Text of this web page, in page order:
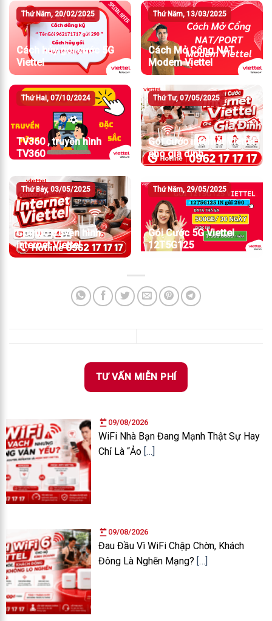
09/08/2026
WiFi Nhà Bạn Đang Mạnh Thật Sự Hay
Chỉ Là “Ảo […]
09/08/2026
Đau Đầu Vì WiFi Chập Chờn, Khách
Đông Là Nghẽn Mạng? […]
Thứ Năm, 20/02/2025
Cách hủy gói cước 5G
Viettel
Thứ Năm, 13/03/2025
Cách Mở Cổng NAT
Modem Viettel
Thứ Hai, 07/10/2024
TV360 , truyền hình
TV360
Thứ Tư, 07/05/2025
Gói cước internet Viettel
cho gia đình
Thứ Bảy, 03/05/2025
Combo truyền hình
internet Viettel
Thứ Năm, 29/05/2025
Gói Cước 5G Viettel
12T5G125
TƯ VẤN MIỄN PHÍ